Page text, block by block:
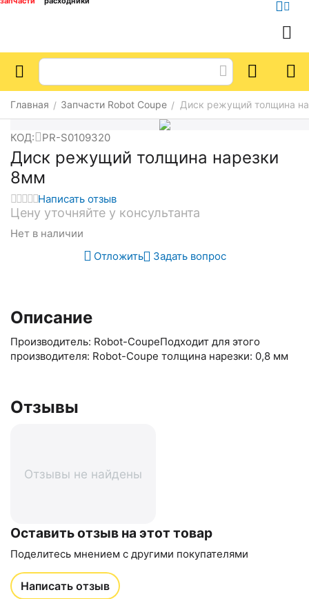
Главная / Запчасти Robot Coupe / Диск режущий толщина
КОД: PR-S0109320
Диск режущий толщина нарезки
8мм
Написать отзыв
Цену уточняйте у консультанта
Нет в наличии
Отложить
Задать вопрос
Описание
Производитель: Robot-CoupeПодходит для этого
производителя: Robot-Coupe толщина нарезки: 0,8 мм
Отзывы
Отзывы не найдены
Оставить отзыв на этот товар
Поделитесь мнением с другими покупателями
Написать отзыв